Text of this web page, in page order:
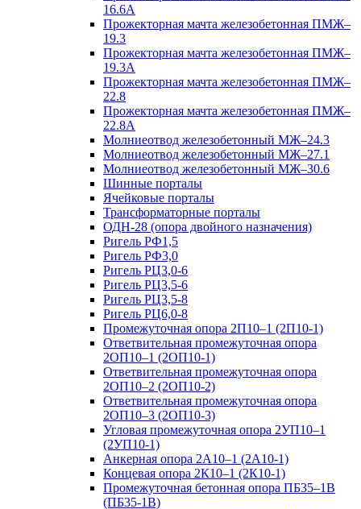
16.6А
Прожекторная мачта железобетонная ПМЖ–
19.3
Прожекторная мачта железобетонная ПМЖ–
19.3А
Прожекторная мачта железобетонная ПМЖ–
22.8
Прожекторная мачта железобетонная ПМЖ–
22.8А
Молниеотвод железобетонный МЖ–24.3
Молниеотвод железобетонный МЖ–27.1
Молниеотвод железобетонный МЖ–30.6
Шинные порталы
Ячейковые порталы
Трансформаторные порталы
ОДН-28 (опора двойного назначения)
Ригель РФ1,5
Ригель РФ3,0
Ригель РЦ3,0-6
Ригель РЦ3,5-6
Ригель РЦ3,5-8
Ригель РЦ6,0-8
Промежуточная опора 2П10–1 (2П10-1)
Ответвительная промежуточная опора
2ОП10–1 (2ОП10-1)
Ответвительная промежуточная опора
2ОП10–2 (2ОП10-2)
Ответвительная промежуточная опора
2ОП10–3 (2ОП10-3)
Угловая промежуточная опора 2УП10–1
(2УП10-1)
Анкерная опора 2А10–1 (2А10-1)
Концевая опора 2К10–1 (2К10-1)
Промежуточная бетонная опора ПБ35–1В
(ПБ35-1В)